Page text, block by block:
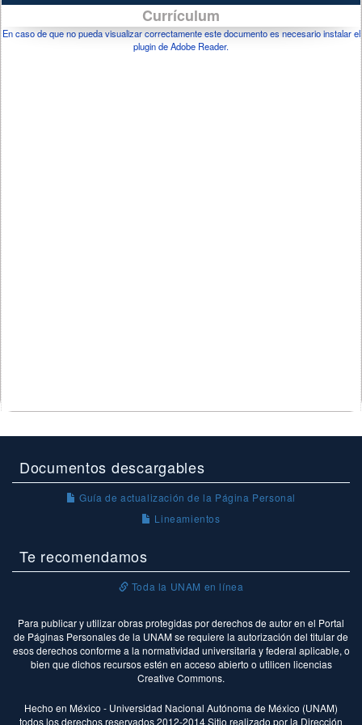
Currículum
En caso de que no pueda visualizar correctamente este documento es necesario instalar el
plugin de Adobe Reader.
Documentos descargables
Guía de actualización de la Página Personal
Lineamientos
Te recomendamos
Toda la UNAM en línea
Para publicar y utilizar obras protegidas por derechos de autor en el Portal
de Páginas Personales de la UNAM se requiere la autorización del titular de
esos derechos conforme a la normatividad universitaria y federal aplicable, o
bien que dichos recursos estén en acceso abierto o utilicen licencias
Creative Commons.
Hecho en México - Universidad Nacional Autónoma de México (UNAM)
todos los derechos reservados 2012-2014 Sitio realizado por la Dirección